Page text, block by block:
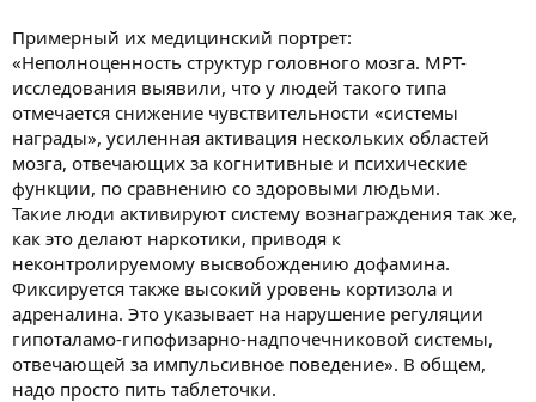
Примерный их медицинский портрет:
«Неполноценность структур головного мозга. МРТ-
исследования выявили, что у людей такого типа
отмечается снижение чувствительности «системы
награды», усиленная активация нескольких областей
мозга, отвечающих за когнитивные и психические
функции, по сравнению со здоровыми людьми.
Такие люди активируют систему вознаграждения так же,
как это делают наркотики, приводя к
неконтролируемому высвобождению дофамина.
Фиксируется также высокий уровень кортизола и
адреналина. Это указывает на нарушение регуляции
гипоталамо-гипофизарно-надпочечниковой системы,
отвечающей за импульсивное поведение». В общем,
надо просто пить таблеточки.